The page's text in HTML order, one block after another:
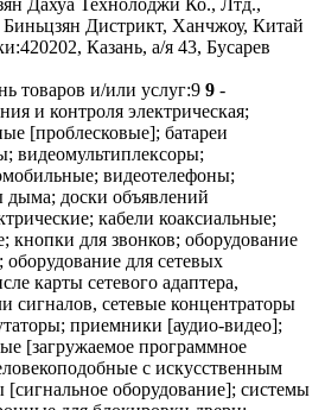
Дистрикт, Ханчжоу, Китай
420202, Казань, а/я 43, Бусарев
товаров и/или услуг:9 9 -
и контроля электрическая;
[проблесковые]; батареи
видеомультиплексоры;
видеотелефоны;
дыма; доски объявлений
кабели коаксиальные;
кнопки для звонков; оборудование
оборудование для сетевых
карты сетевого адаптера,
сигналов, сетевые концентраторы
приемники [аудио-видео];
[загружаемое программное
с искусственным
[сигнальное оборудование]; системы